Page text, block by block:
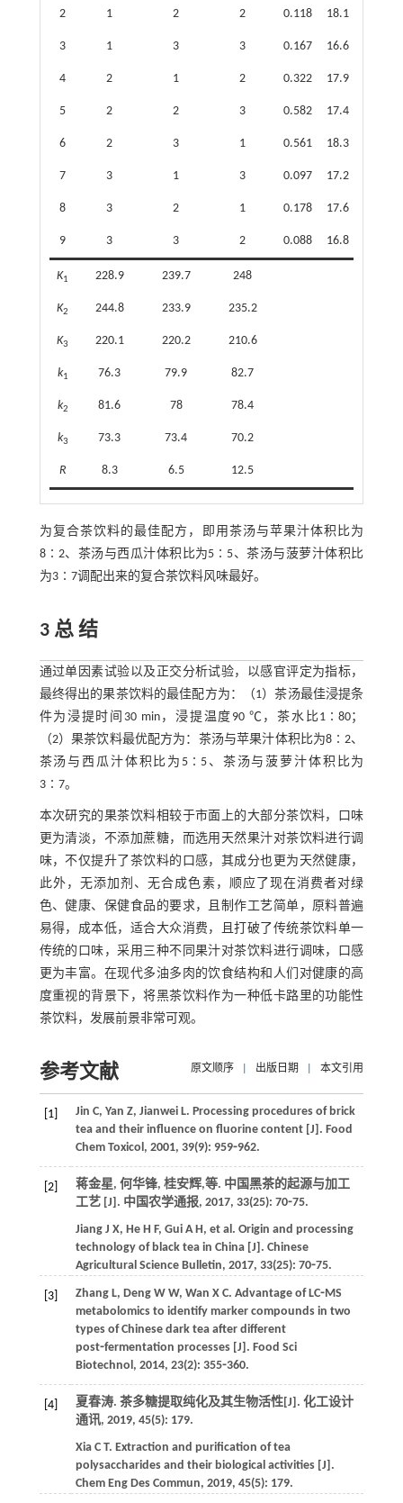
2 1 2 2 0.118 18.1
3 1 3 3 0.167 16.6
4 2 1 2 0.322 17.9
5 2 2 3 0.582 17.4
6 2 3 1 0.561 18.3
7 3 1 3 0.097 17.2
8 3 2 1 0.178 17.6
9 3 3 2 0.088 16.8
K1 228.9 239.7 248
K2 244.8 233.9 235.2
K3 220.1 220.2 210.6
k1 76.3 79.9 82.7
k2 81.6 78 78.4
k3 73.3 73.4 70.2
R 8.3 6.5 12.5
为复合茶饮料的最佳配方，即用茶汤与苹果汁体积比为
8∶2、茶汤与西瓜汁体积比为5∶5、茶汤与菠萝汁体积比
为3∶7调配出来的复合茶饮料风味最好。
3 总 结
通过单因素试验以及正交分析试验，以感官评定为指标，
最终得出的果茶饮料的最佳配方为：（1）茶汤最佳浸提条
件为浸提时间30 min，浸提温度90 ℃，茶水比1∶80；
（2）果茶饮料最优配方为：茶汤与苹果汁体积比为8∶2、
茶汤与西瓜汁体积比为5∶5、茶汤与菠萝汁体积比为
3∶7。
本次研究的果茶饮料相较于市面上的大部分茶饮料，口味
更为清淡，不添加蔗糖，而选用天然果汁对茶饮料进行调
味，不仅提升了茶饮料的口感，其成分也更为天然健康，
此外，无添加剂、无合成色素，顺应了现在消费者对绿
色、健康、保健食品的要求，且制作工艺简单，原料普遍
易得，成本低，适合大众消费，且打破了传统茶饮料单一
传统的口味，采用三种不同果汁对茶饮料进行调味，口感
更为丰富。在现代多油多肉的饮食结构和人们对健康的高
度重视的背景下，将黑茶饮料作为一种低卡路里的功能性
茶饮料，发展前景非常可观。
参考文献 原文顺序 出版日期 本文引用
[1] Jin C, Yan Z, Jianwei L. Processing procedures of brick
tea and their influence on fluorine content [J]. Food
Chem Toxicol, 2001, 39(9): 959⁃962.
[2] 蒋金星, 何华锋, 桂安辉,等. 中国黑茶的起源与加工
工艺 [J]. 中国农学通报, 2017, 33(25): 70⁃75.
Jiang J X, He H F, Gui A H, et al. Origin and processing
technology of black tea in China [J]. Chinese
Agricultural Science Bulletin, 2017, 33(25): 70⁃75.
[3] Zhang L, Deng W W, Wan X C. Advantage of LC⁃MS
metabolomics to identify marker compounds in two
types of Chinese dark tea after different
post⁃fermentation processes [J]. Food Sci
Biotechnol, 2014, 23(2): 355⁃360.
[4] 夏春涛. 茶多糖提取纯化及其生物活性[J]. 化工设计
通讯, 2019, 45(5): 179.
Xia C T. Extraction and purification of tea
polysaccharides and their biological activities [J].
Chem Eng Des Commun, 2019, 45(5): 179.